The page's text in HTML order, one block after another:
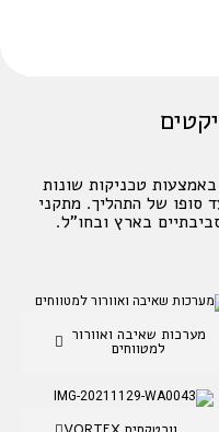
טכניקות שונות
סופו של התהליך. מתקני
בארץ ובחו"ל.
מערכות שאיבה ואוורור
למטווחים